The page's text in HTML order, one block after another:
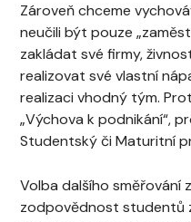
Zároveň chceme
neučili být pouze
zakládat své firmy,
realizovat své vlastní
realizaci vhodný tým.
„Výchova k podnikání“,
Studentský či Maturitní
Volba dalšího směřování
zodpovědnost studentů